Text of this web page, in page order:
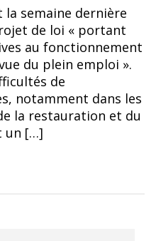
la semaine dernière
de loi « portant
au fonctionnement
du plein emploi ».
de
notamment dans les
la restauration et du
un […]